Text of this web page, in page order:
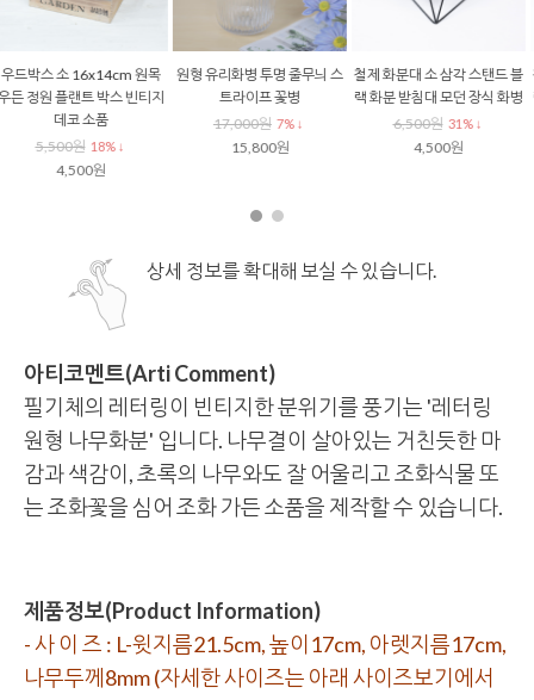
원형 유리화병 투명 줄무늬 스
트라이프 꽃병
17,000원 7% ↓
15,800원
철제 화분대 소 삼각 스탠드 블
랙 화분 받침대 모던 장식 화병
6,500원 31% ↓
4,500원
철제 화분대 대 삼각 스탠드 블
랙 화분 받침대 모던 장식 화병
7,800원 29% ↓
5,500원
상세 정보를 확대해 보실 수 있습니다.
아티코멘트(Arti Comment)
필기체의 레터링이 빈티지한 분위기를 풍기는 '레터링
원형 나무화분' 입니다. 나무결이 살아있는 거친듯한 마
감과 색감이, 초록의 나무와도 잘 어울리고 조화식물 또
는 조화꽃을 심어 조화 가든 소품을 제작할 수 있습니다.
제품정보(Product Information)
- 사 이 즈 : L-윗지름21.5cm, 높이17cm, 아렛지름17cm,
나무두께8mm (자세한 사이즈는 아래 사이즈보기에서